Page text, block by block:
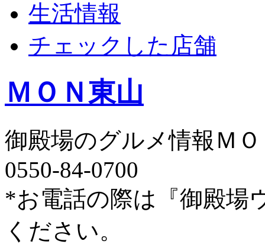
生活情報
チェックした店舗
ＭＯＮ東山
御殿場のグルメ情報Ｍ
0550-84-0700
*お電話の際は『御殿場
ください。